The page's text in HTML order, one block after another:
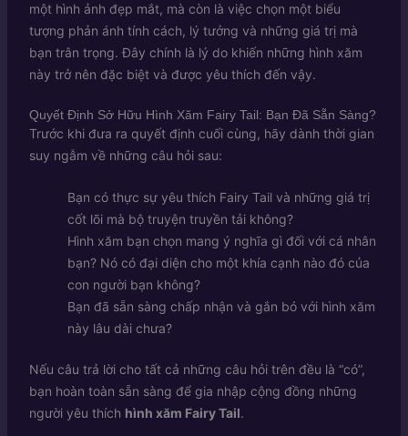
một hình ảnh đẹp mắt, mà còn là việc chọn một biểu
tượng phản ánh tính cách, lý tưởng và những giá trị mà
bạn trân trọng. Đây chính là lý do khiến những hình xăm
này trở nên đặc biệt và được yêu thích đến vậy.
Quyết Định Sở Hữu Hình Xăm Fairy Tail: Bạn Đã Sẵn Sàng?
Trước khi đưa ra quyết định cuối cùng, hãy dành thời gian
suy ngẫm về những câu hỏi sau:
Bạn có thực sự yêu thích Fairy Tail và những giá trị
cốt lõi mà bộ truyện truyền tải không?
Hình xăm bạn chọn mang ý nghĩa gì đối với cá nhân
bạn? Nó có đại diện cho một khía cạnh nào đó của
con người bạn không?
Bạn đã sẵn sàng chấp nhận và gắn bó với hình xăm
này lâu dài chưa?
Nếu câu trả lời cho tất cả những câu hỏi trên đều là “có”,
bạn hoàn toàn sẵn sàng để gia nhập cộng đồng những
người yêu thích hình xăm Fairy Tail.